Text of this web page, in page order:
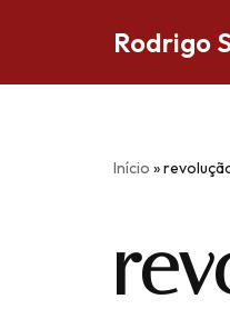
Rodrigo
Início »